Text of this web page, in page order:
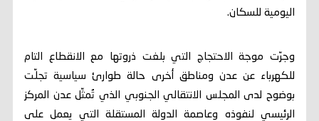
اليومية للسكان.
وجرّت موجة الاحتجاج التي بلغت ذروتها مع الانقطاع التام
للكهرباء عن عدن ومناطق أخرى حالة طوارئ سياسية تجلّت
بوضوح لدى المجلس الانتقالي الجنوبي الذي تُمثّل عدن المركز
الرئيسي لنفوذه وعاصمة الدولة المستقلة التي يعمل على